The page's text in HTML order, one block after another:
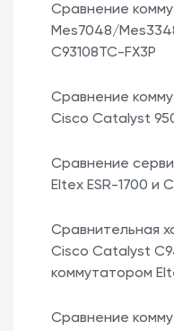
Сравнение
Mes7048/
C93108TC-FX3P
Сравнение
Cisco Catalyst
Сравнение
Eltex ESR-1700 и
Сравнительная
Cisco Catalyst
коммутатором
Сравнение